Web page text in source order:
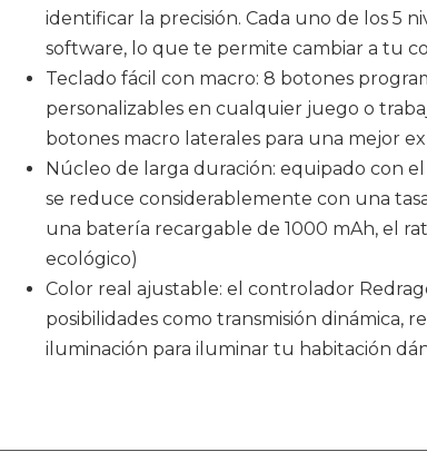
identificar la precisión. Cada uno de los 5
software, lo que te permite cambiar a tu
Teclado fácil con macro: 8 botones
personalizables en cualquier juego o
botones macro laterales para una mejor
Núcleo de larga duración: equipado con
se reduce considerablemente con una
una batería recargable de 1000 mAh, el
ecológico)
Color real ajustable: el controlador
posibilidades como transmisión dinámica,
iluminación para iluminar tu habitación